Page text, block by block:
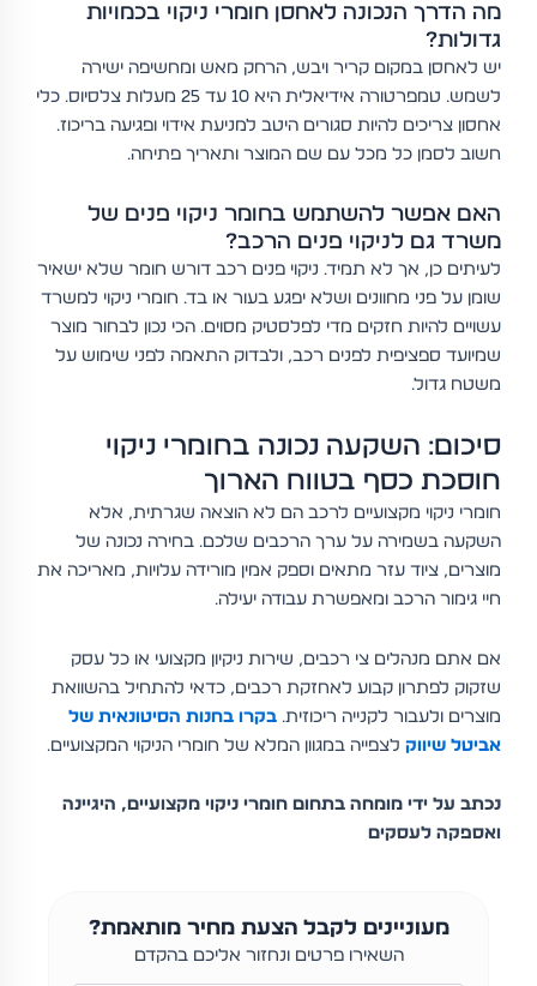
מה הדרך הנכונה לאחסן חומרי ניקוי בכמויות
גדולות?
יש לאחסן במקום קריר ויבש, הרחק מאש ומחשיפה ישירה
לשמש. טמפרטורה אידיאלית היא 10 עד 25 מעלות צלסיוס. כלי
אחסון צריכים להיות סגורים היטב למניעת אידוי ופגיעה בריכוז.
חשוב לסמן כל מכל עם שם המוצר ותאריך פתיחה.
האם אפשר להשתמש בחומר ניקוי פנים של
משרד גם לניקוי פנים הרכב?
לעיתים כן, אך לא תמיד. ניקוי פנים רכב דורש חומר שלא ישאיר
שומן על פני מחוונים ושלא יפגע בעור או בד. חומרי ניקוי למשרד
עשויים להיות חזקים מדי לפלסטיק מסוים. הכי נכון לבחור מוצר
שמיועד ספציפית לפנים רכב, ולבדוק התאמה לפני שימוש על
משטח גדול.
סיכום: השקעה נכונה בחומרי ניקוי
חוסכת כסף בטווח הארוך
חומרי ניקוי מקצועיים לרכב הם לא הוצאה שגרתית, אלא
השקעה בשמירה על ערך הרכבים שלכם. בחירה נכונה של
מוצרים, ציוד עזר מתאים וספק אמין מורידה עלויות, מאריכה את
חיי גימור הרכב ומאפשרת עבודה יעילה.
אם אתם מנהלים צי רכבים, שירות ניקיון מקצועי או כל עסק
שזקוק לפתרון קבוע לאחזקת רכבים, כדאי להתחיל בהשוואת
מוצרים ולעבור לקנייה ריכוזית. בקרו בחנות הסיטונאית של
אביטל שיווקלצפייה במגוון המלא של חומרי הניקוי המקצועיים.
נכתב על ידי מומחה בתחום חומרי ניקוי מקצועיים, היגיינה
ואספקה לעסקים
מעוניינים לקבל הצעת מחיר מותאמת?
השאירו פרטים ונחזור אליכם בהקדם